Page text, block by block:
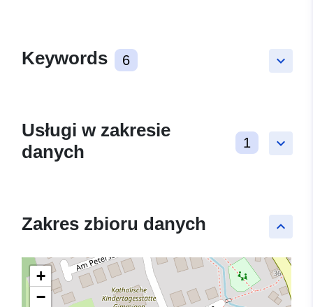
keyboard_arrow_down
Keywords 6
keyboard_arrow_down
Usługi w zakresie
danych
1
keyboard_arrow_up
Zakres zbioru danych
+
−